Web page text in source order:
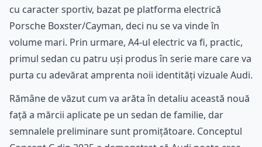
cu caracter sportiv, bazat pe platforma electrică
Porsche Boxster/Cayman, deci nu se va vinde în
volume mari. Prin urmare, A4-ul electric va fi, practic,
primul sedan cu patru uși produs în serie mare care va
purta cu adevărat amprenta noii identități vizuale Audi.
Rămâne de văzut cum va arăta în detaliu această nouă
față a mărcii aplicate pe un sedan de familie, dar
semnalele preliminare sunt promițătoare. Conceptul